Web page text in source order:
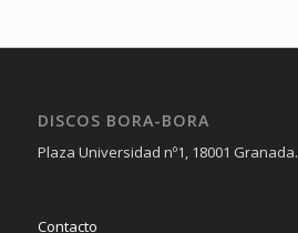
DISCOS BORA-BORA
Plaza Universidad nº1, 18001 Granada.
Contacto